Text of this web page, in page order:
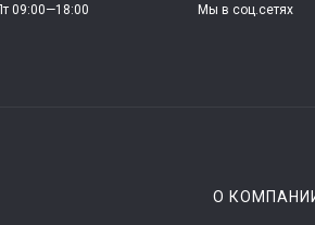
09:00—18:00 Мы в соц.сетях
О